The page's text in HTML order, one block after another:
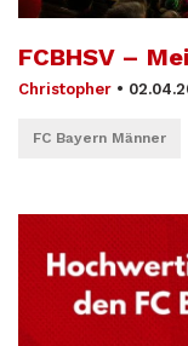
FCBHSV –
Christopher •
FC Bayern Männer